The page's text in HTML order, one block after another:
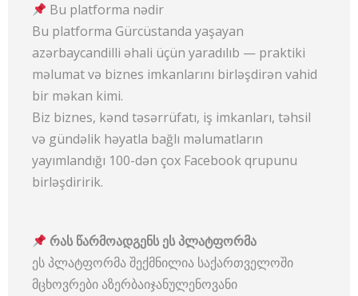
Bu platforma nədir
Bu platforma Gürcüstanda yaşayan
azərbaycandilli əhali üçün yaradılıb — praktiki
məlumat və biznes imkanlarını birləşdirən vahid
bir məkan kimi.
Biz biznes, kənd təsərrüfatı, iş imkanları, təhsil
və gündəlik həyatla bağlı məlumatların
yayımlandığı 100-dən çox Facebook qrupunu
birləşdiririk.
რას წარმოადგენს ეს პლატფორმა
ეს პლატფორმა შექმნილია საქართველოში
მცხოვრები აზერბაიჯანულენოვანი